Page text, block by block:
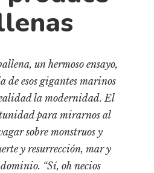
un hermoso ensayo,
de esos gigantes marinos
la modernidad. El
para mirarnos al
sobre monstruos y
y resurrección, mar y
“Sí, oh necios